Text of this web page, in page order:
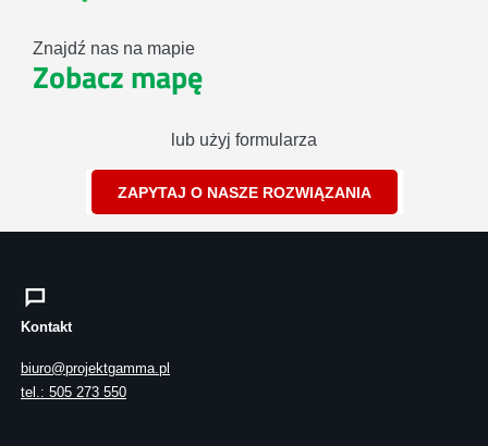
Znajdź nas na mapie
Zobacz mapę
lub użyj formularza
ZAPYTAJ O NASZE ROZWIĄZANIA
Kontakt
biuro@projektgamma.pl
tel.: 505 273 550